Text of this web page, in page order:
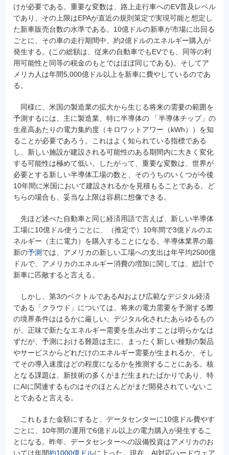
けが必要である。重要な変数は、路上走行車へのEV普及レベル
であり、その上限はEPAが直近の規則策定で実現可能と想定し
た新車販売台数の水準である。10億ドルの新車が市場に出回る
ごとに、その車の走行期間中、約2億ドルのエネルギー購入が
発生する。(この総額は、従来の自動車でもEVでも、同等の利
用可能性と同等の税金のもとではほぼ同じである)。そしてア
メリカ人は年間5,000億ドル以上を新車に費やしているのであ
る。
同様に、米国の製造業の拡大から生じる将来の需要の範囲を
予測するには、主に製造業、特に半導体の 「半導体チップ」の
生産高あたりの電力集約度（キロワットアワー（kWh））を知
ることが必要であろう。これはよく知られている指標である
し、新しい施設が建設される可能性のある期間内に大きく変化
する可能性は極めて低い。したがって、重要な変数は、世界が
必要とする新しい半導体工場の数と、そのうちのいくつが今後
10年間に米国において建設されるかを見積もることである。ど
ちらの場合も、妥当な上限は容易に想像できる。
先ほど述べた自動車と同じ経済用語で言えば、新しい半導体
工場に10億ドル使うごとに、（推定で）10年間で3億ドルのエ
ネルギー（主に電力）を購入することになる。半導体業界の最
新の予測では、アメリカの新しい工場への支出は年平均2500億
ドルで、アメリカのエネルギー消費の増加に関しては、総計で
新車に匹敵すると言える。
しかし、第3のベクトルであるAIおよび広範なデジタル経済
である「クラウド」については、将来の電力需要を予測する際
の境界条件ははるかに厳しい。デジタル化されたあらゆるもの
が、正味で新たなエネルギー需要を生み出すことは明らかなは
ずだが、予測における難題は主に、まったく新しい種類の製品
やサービスからどれだけのエネルギー需要が生まれるか、そし
てその導入速度はどの程度になるかを推測することにある。核
となる課題は、新技術の多くがまだ生まれたばかりであり、特
にAIに関連するものはそのほとんどがまだ開発されていないこ
とであると言える。
これもまた金額にすると、データセンターに10億ドル費やす
ごとに、10年間の運用で6億ドル以上の電力購入が発生するこ
とになる。昨年、データセンターへの設備投資はアメリカのお
いては年間約1000億ドルに上った。現在、AI対応ハードウェア